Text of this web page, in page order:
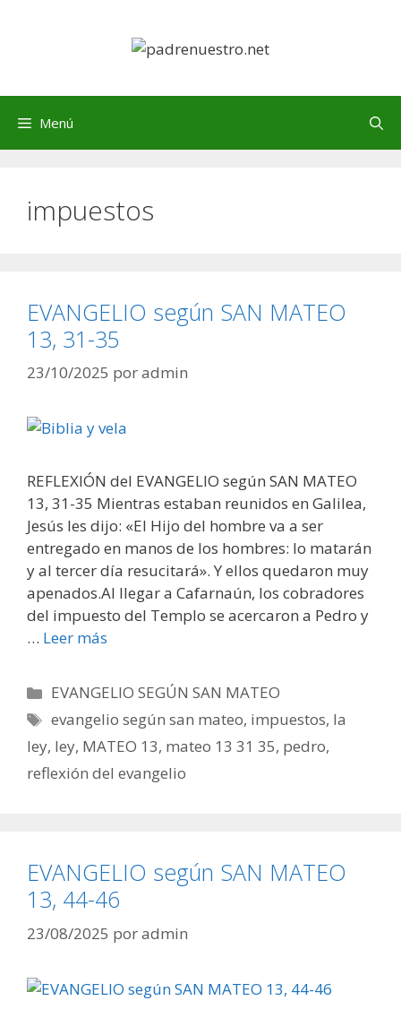
Menú
impuestos
EVANGELIO según SAN MATEO
13, 31-35
23/10/2025 poradmin
REFLEXIÓN del EVANGELIO según SAN MATEO
13, 31-35 Mientras estaban reunidos en Galilea,
Jesús les dijo: «El Hijo del hombre va a ser
entregado en manos de los hombres: lo matarán
y al tercer día resucitará». Y ellos quedaron muy
apenados.Al llegar a Cafarnaún, los cobradores
del impuesto del Templo se acercaron a Pedro y
… Leer más
Categorías
EVANGELIO SEGÚN SAN MATEO
Etiquetas
evangelio según san mateo, impuestos, la
ley, ley, MATEO 13, mateo 13 31 35, pedro,
reflexión del evangelio
EVANGELIO según SAN MATEO
13, 44-46
23/08/2025 poradmin